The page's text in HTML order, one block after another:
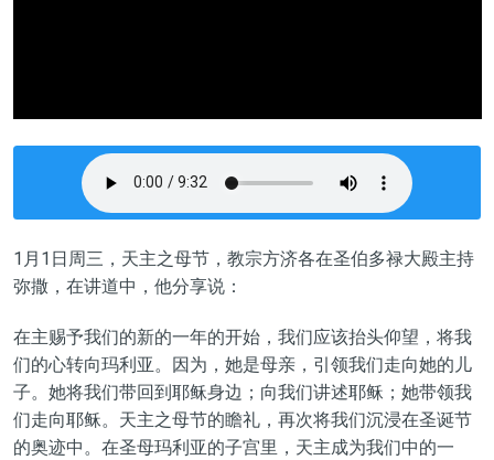
1 月 1 日周三， 天主之母节， 教宗方济各在圣伯多禄大殿主持
弥撒，在讲道中，他分享说：
在主赐予我们的新的一年的开始，我们应该抬头仰望，将我
们的心转向玛利亚。因为， 她是母亲，引领我们走向她的儿
子。她将我们带回到 耶稣身边；向我们讲述耶稣；她带领我
们走向耶稣。天主之母节的瞻礼，再次将我们沉浸在圣诞节
的奥迹中。在圣母玛利亚的子宫里，天主成为我们中的一